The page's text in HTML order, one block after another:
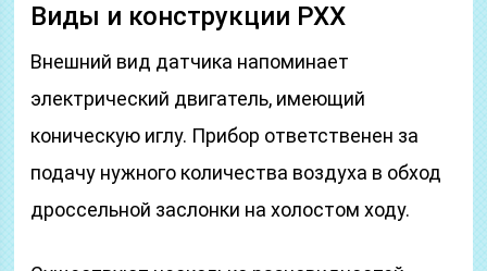
Виды и конструкции РХХ
Внешний вид датчика напоминает
электрический двигатель, имеющий
коническую иглу. Прибор ответственен за
подачу нужного количества воздуха в обход
дроссельной заслонки на холостом ходу.